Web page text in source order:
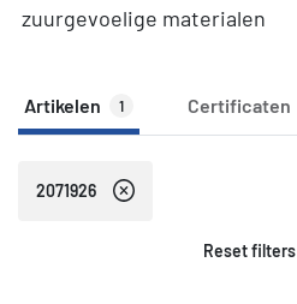
zuurgevoelige materialen
Artikelen 1 Certificaten
2071926
Reset filters